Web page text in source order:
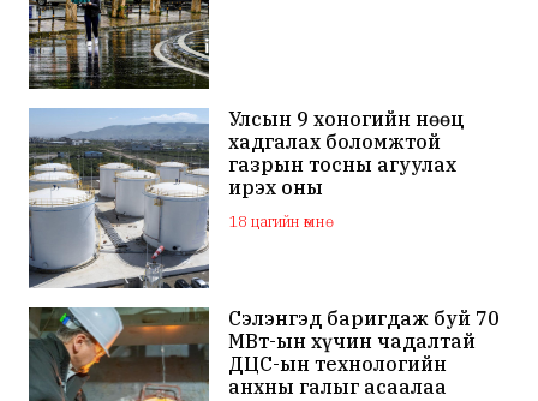
Улсын 9 хоногийн нөөц
хадгалах боломжтой
газрын тосны агуулах
ирэх оны
арванхоёрдугаар сар
ашиглалтад орно
18 цагийн өмнө
Сэлэнгэд баригдаж буй 70
МВт-ын хүчин чадалтай
ДЦС-ын технологийн
анхны галыг асаалаа